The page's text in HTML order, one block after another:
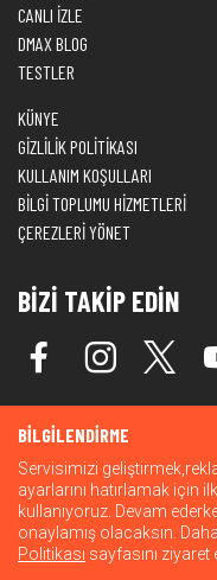
CANLI İZLE
DMAX BLOG
TESTLER
KÜNYE
GİZLİLİK POLİTİKASI
KULLANIM KOŞULLARI
BİLGİ TOPLUMU HİZMETLERİ
ÇEREZLERİ YÖNET
BİZİ TAKİP EDİN
© 2026 Warner Bros.
hakları saklıdır.
BİLGİLENDİRME
Servisimizi
ayarlarını hatırlamak için
kullanıyoruz. Devam
onaylamış olacaksın.
Politikası sayfasını ziyaret